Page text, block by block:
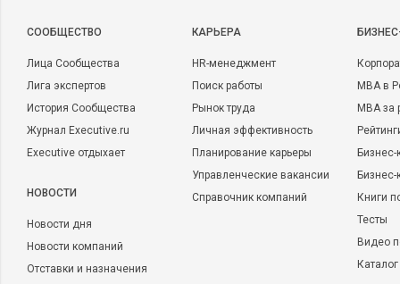
CООБЩЕСТВО
Лица Сообщества
Лига экспертов
История Сообщества
Журнал Executive.ru
Executive отдыхает
НОВОСТИ
Новости дня
Новости компаний
Отставки и назначения
КАРЬЕРА
HR-менеджмент
Поиск работы
Рынок труда
Личная эффективность
Планирование карьеры
Управленческие вакансии
Справочник компаний
MBA в
MBA
Бизнес-
Книги
Тесты
Видео